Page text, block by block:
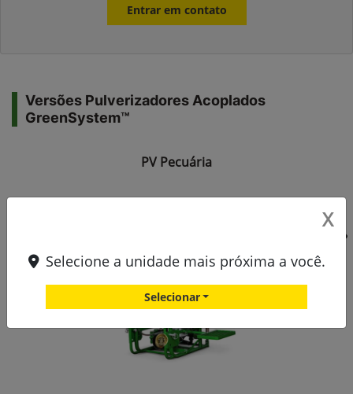
Entrar em contato
Versões Pulverizadores Acoplados
GreenSystem™
PV Pecuária
X
Selecione a unidade mais próxima a você.
Selecionar